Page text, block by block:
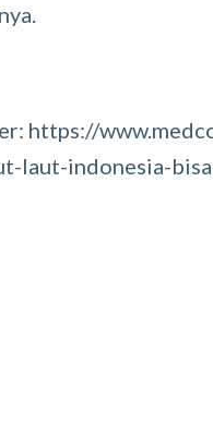
https://
laut-indonesia-